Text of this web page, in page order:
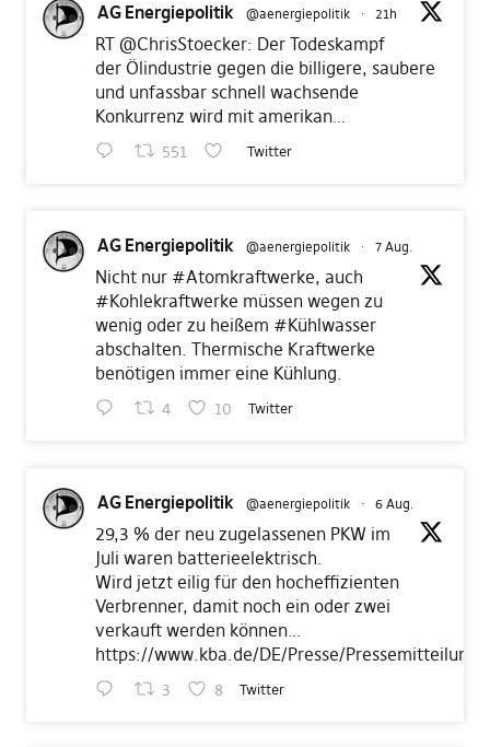
AG Energiepolitik @aenergiepolitik · 21h
RT @ChrisStoecker: Der Todeskampf
der Ölindustrie gegen die billigere, saubere
und unfassbar schnell wachsende
Konkurrenz wird mit amerikan…
551 Twitter
AG Energiepolitik @aenergiepolitik · 7 Aug.
Nicht nur #Atomkraftwerke, auch
#Kohlekraftwerke müssen wegen zu
wenig oder zu heißem #Kühlwasser
abschalten. Thermische Kraftwerke
benötigen immer eine Kühlung.
4 10 Twitter
AG Energiepolitik @aenergiepolitik · 6 Aug.
29,3 % der neu zugelassenen PKW im
Juli waren batterieelektrisch.
Wird jetzt eilig für den hocheffizienten
Verbrenner, damit noch ein oder zwei
verkauft werden können…
https://www.kba.de/DE/Presse/
3 8 Twitter